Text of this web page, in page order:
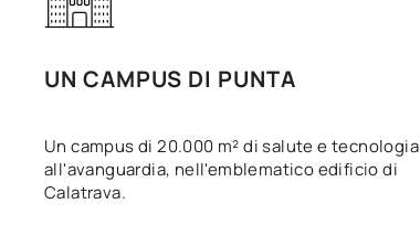
UN CAMPUS DI PUNTA
Un campus di 20.000 m² di salute e tecnologia
all'avanguardia, nell'emblematico edificio di
Calatrava.